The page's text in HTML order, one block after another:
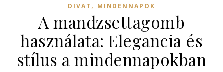
DIVAT , MINDENNAPOK
A mandzsettagomb
használata: Elegancia és
stílus a mindennapokban